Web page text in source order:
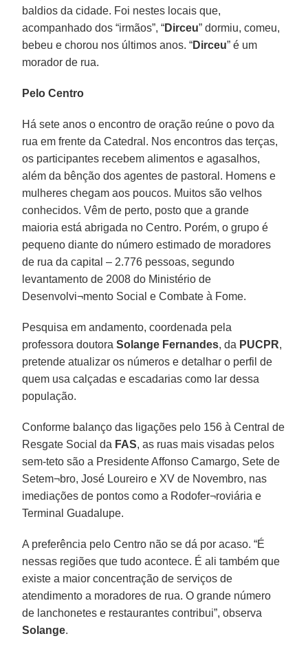
baldios da cidade. Foi nestes locais que,
acompanhado dos “irmãos”, “Dirceu” dormiu, comeu,
bebeu e chorou nos últimos anos. “Dirceu” é um
morador de rua.
Pelo Centro
Há sete anos o encontro de oração reúne o povo da
rua em frente da Catedral. Nos encontros das terças,
os participantes recebem alimentos e agasalhos,
além da bênção dos agentes de pastoral. Homens e
mulheres chegam aos poucos. Muitos são velhos
conhecidos. Vêm de perto, posto que a grande
maioria está abrigada no Centro. Porém, o grupo é
pequeno diante do número estimado de moradores
de rua da capital – 2.776 pessoas, segundo
levantamento de 2008 do Ministério de
Desenvolvi¬mento Social e Combate à Fome.
Pesquisa em andamento, coordenada pela
professora doutoraSolange Fernandes, da PUCPR,
pretende atualizar os números e detalhar o perfil de
quem usa calçadas e escadarias como lar dessa
população.
Conforme balanço das ligações pelo 156 à Central de
Resgate Social da FAS, as ruas mais visadas pelos
sem-teto são a Presidente Affonso Camargo, Sete de
Setem¬bro, José Loureiro e XV de Novembro, nas
imediações de pontos como a Rodofer¬roviária e
Terminal Guadalupe.
A preferência pelo Centro não se dá por acaso. “É
nessas regiões que tudo acontece. É ali também que
existe a maior concentração de serviços de
atendimento a moradores de rua. O grande número
de lanchonetes e restaurantes contribui”, observa
Solange.